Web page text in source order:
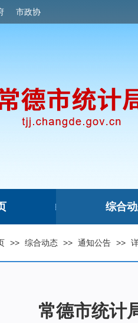
市政协
综合
>> 综合动态 >> 通知公告 >>
常德市统计